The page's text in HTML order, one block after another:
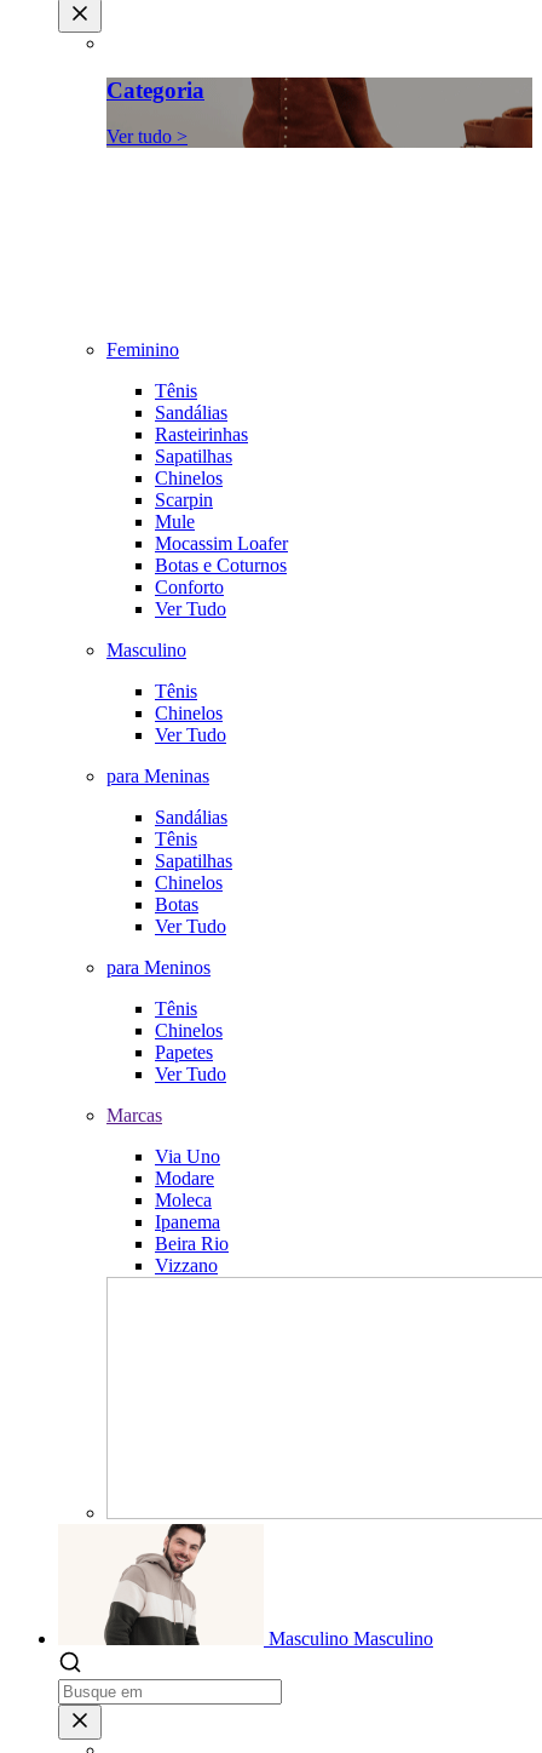
Categoria
Ver tudo >
Feminino
Tênis
Sandálias
Rasteirinhas
Sapatilhas
Chinelos
Scarpin
Mule
Mocassim Loafer
Botas e Coturnos
Conforto
Ver Tudo
Masculino
Tênis
Chinelos
Ver Tudo
para Meninas
Sandálias
Tênis
Sapatilhas
Chinelos
Botas
Ver Tudo
para Meninos
Tênis
Chinelos
Papetes
Ver Tudo
Marcas
Via Uno
Modare
Moleca
Ipanema
Beira Rio
Vizzano
Masculino Masculino